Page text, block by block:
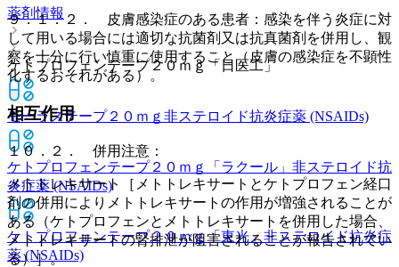
薬剤情報
ケトプロフェンテープ２０ｍｇ「日医工」
モーラステープ２０ｍｇ 非ステロイド抗炎症薬 (NSAIDs)
ケトプロフェンテープ２０ｍｇ「ラクール」 非ステロイド抗
炎症薬 (NSAIDs)
ケトプロフェンテープ２０ｍｇ「東光」非ステロイド抗炎症
薬 (NSAIDs)
９．１．２． 皮膚感染症のある患者：感染を伴う炎症に対
して用いる場合には適切な抗菌剤又は抗真菌剤を併用し、観
察を十分に行い慎重に使用すること（皮膚の感染症を不顕性
化するおそれがある）。
相互作用
１０．２． 併用注意：
メトトレキサート［メトトレキサートとケトプロフェン経口
剤の併用によりメトトレキサートの作用が増強されることが
ある（ケトプロフェンとメトトレキサートを併用した場合、
メトトレキサートの腎排泄が阻害されることが報告されてい
る）］。